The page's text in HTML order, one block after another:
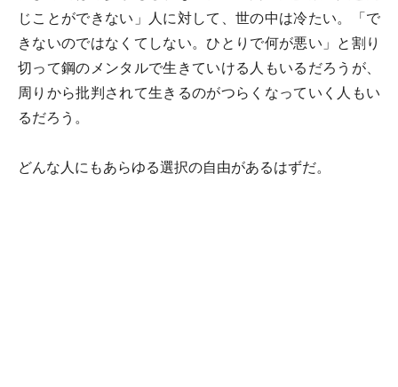
じことができない」人に対して、世の中は冷たい。「で
きないのではなくてしない。ひとりで何が悪い」と割り
切って鋼のメンタルで生きていける人もいるだろうが、
周りから批判されて生きるのがつらくなっていく人もい
るだろう。
どんな人にもあらゆる選択の自由があるはずだ。